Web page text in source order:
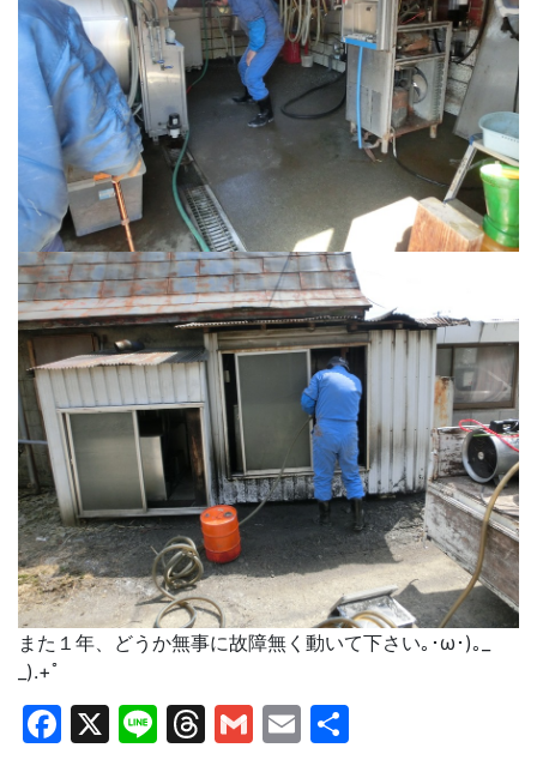
また１年、どうか無事に故障無く動いて下さい｡･ω･)｡_
_).+ﾟ
Facebook
X LineThreads
Gmail
Email